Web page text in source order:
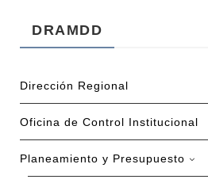
DRAMDD
Dirección Regional
Oficina de Control Institucional
Planeamiento y Presupuesto